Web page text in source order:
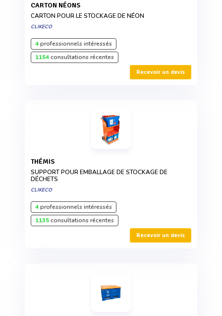
CARTON NÉONS
CARTON POUR LE STOCKAGE DE NÉON
CLIKECO
4professionnels intéressés
1154consultations récentes
Recevoir un devis
THÉMIS
SUPPORT POUR EMBALLAGE DE STOCKAGE DE
DÉCHETS
CLIKECO
4professionnels intéressés
1135consultations récentes
Recevoir un devis